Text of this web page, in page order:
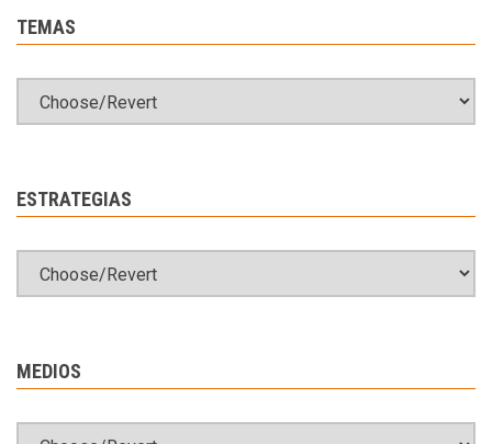
TEMAS
ESTRATEGIAS
MEDIOS